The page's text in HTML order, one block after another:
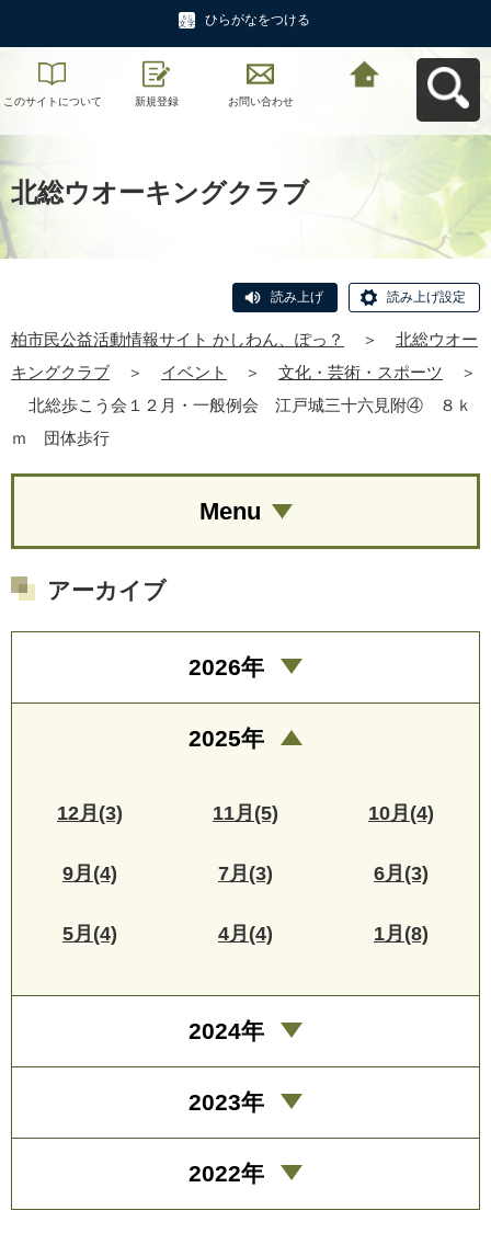
ひらがなをつける
このサイトについて 新規登録 お問い合わせ
北総ウオーキングクラブ
読み上げ 読み上げ設定
柏市民公益活動情報サイト かしわん、ぽっ？ ＞
北総ウオー
キングクラブ
＞ イベント ＞ 文化・芸術・スポーツ
＞
北総歩こう会１２月・一般例会 江戸城三十六見附④ ８ｋ
ｍ 団体歩行
Menu
アーカイブ
2026年
2025年
12月(3) 11月(5) 10月(4)
9月(4) 7月(3) 6月(3)
5月(4) 4月(4) 1月(8)
2024年
2023年
2022年